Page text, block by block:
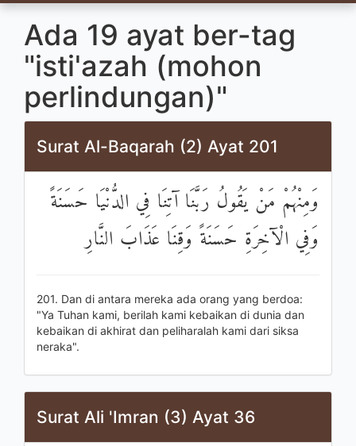
Ada 19 ayat ber-tag
"isti'azah (mohon
perlindungan)"
Surat Al-Baqarah (2) Ayat 201
وَمِنْهُمْ مَنْ يَقُولُ رَبَّنَا آتِنَا فِي الدُّنْيَا حَسَنَةً
وَفِي الْآخِرَةِ حَسَنَةً وَقِنَا عَذَابَ النَّارِ
201. Dan di antara mereka ada orang yang berdoa:
"Ya Tuhan kami, berilah kami kebaikan di dunia dan
kebaikan di akhirat dan peliharalah kami dari siksa
neraka".
Surat Ali 'Imran (3) Ayat 36